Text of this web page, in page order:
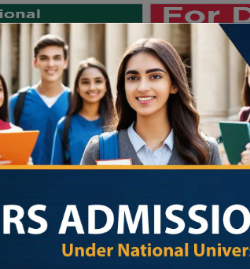
University International University University
জাতীয় বিশ্ববিদ্যালয়
Wise
Private University